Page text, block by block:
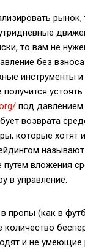
рынок,
то вам не
без
инструменты
устоять
под
возврата
которые хотят
вложения
в управление.
пропы (как в
количество
и не умеющие